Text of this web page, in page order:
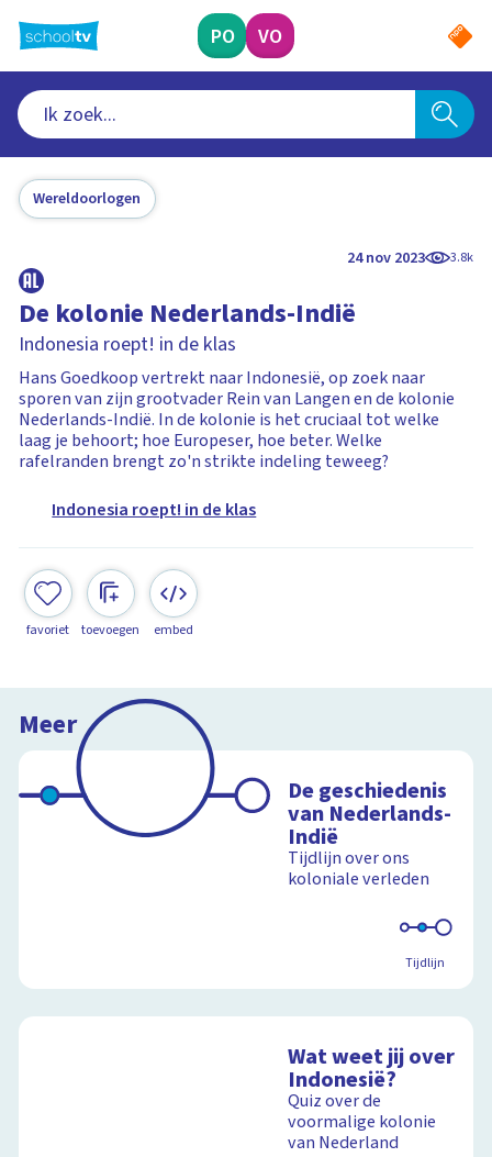
naar
hoofdinhoud
PO VO
Wereldoorlogen
24 nov 2023 3.8k
De kolonie Nederlands-Indië
Indonesia roept! in de klas
Hans Goedkoop vertrekt naar Indonesië, op zoek naar
sporen van zijn grootvader Rein van Langen en de kolonie
Nederlands-Indië. In de kolonie is het cruciaal tot welke
laag je behoort; hoe Europeser, hoe beter. Welke
rafelranden brengt zo'n strikte indeling teweeg?
Indonesia roept! in de klas
favoriet toevoegen embed
Meer
De geschiedenis
van Nederlands-
Indië
Tijdlijn over ons
koloniale verleden
Tijdlijn
Wat weet jij over
Indonesië?
Quiz over de
voormalige kolonie
van Nederland